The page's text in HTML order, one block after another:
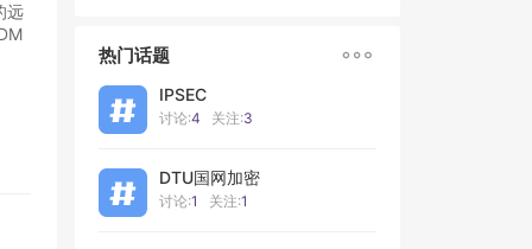
远
热门话题 
IPSEC
讨论:4 关注:3
DTU国网加密
讨论:1 关注:1